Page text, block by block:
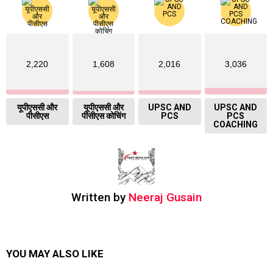
2,220
यूपीएससी और
पीसीएस
1,608
यूपीएससी और
पीसीएस कोचिंग
2,016
UPSC AND
PCS
3,036
UPSC AND
PCS
COACHING
Written by Neeraj Gusain
YOU MAY ALSO LIKE